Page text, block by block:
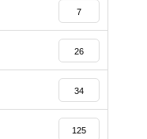
7
26
34
125